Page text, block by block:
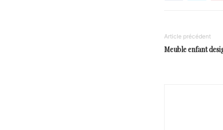
Article précédent
Meuble enfant